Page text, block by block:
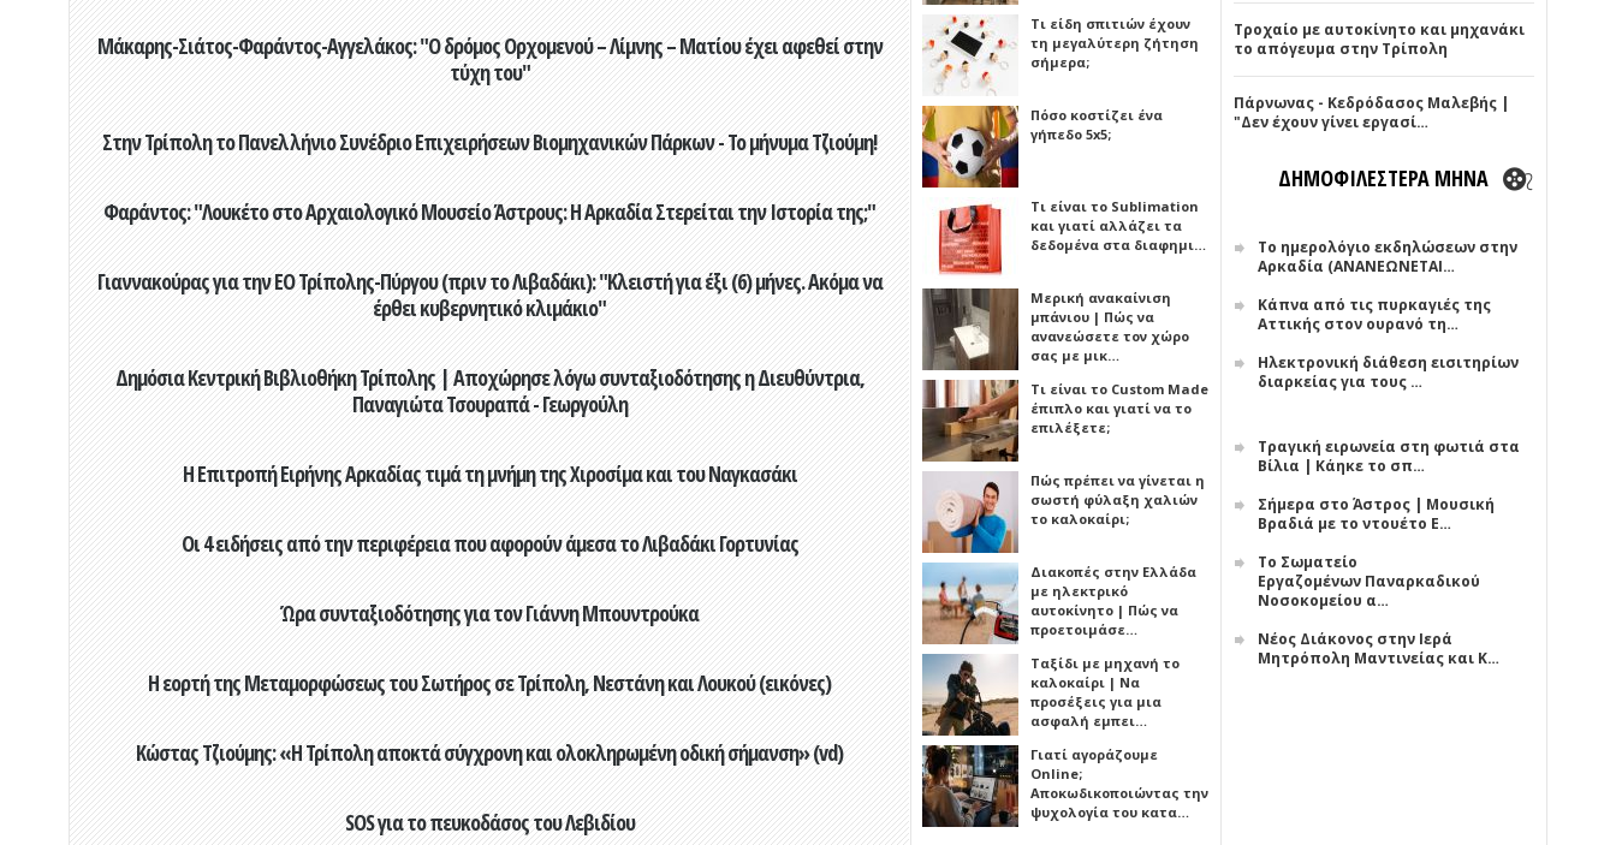
Μάκαρης-Σιάτος-Φαράντος-Αγγελάκος: "Ο δρόμος Ορχομενού – Λίμνης – Ματίου έχει αφεθεί στην
τύχη του"
Στην Τρίπολη το Πανελλήνιο Συνέδριο Επιχειρήσεων Βιομηχανικών Πάρκων - Το μήνυμα Τζιούμη!
Φαράντος: "Λουκέτο στο Αρχαιολογικό Μουσείο Άστρους: Η Αρκαδία Στερείται την Ιστορία της;"
Γιαννακούρας για την EO Τρίπολης-Πύργου (πριν το Λιβαδάκι): "Κλειστή για έξι (6) μήνες. Ακόμα να
έρθει κυβερνητικό κλιμάκιο"
Δημόσια Κεντρική Βιβλιοθήκη Τρίπολης | Αποχώρησε λόγω συνταξιοδότησης η Διευθύντρια,
Παναγιώτα Τσουραπά - Γεωργούλη
Η Επιτροπή Ειρήνης Αρκαδίας τιμά τη μνήμη της Χιροσίμα και του Ναγκασάκι
Οι 4 ειδήσεις από την περιφέρεια που αφορούν άμεσα το Λιβαδάκι Γορτυνίας
Ώρα συνταξιοδότησης για τον Γιάννη Μπουντρούκα
Η εορτή της Μεταμορφώσεως του Σωτήρος σε Τρίπολη, Νεστάνη και Λουκού (εικόνες)
Κώστας Τζιούμης: «Η Τρίπολη αποκτά σύγχρονη και ολοκληρωμένη οδική σήμανση» (vd)
SOS για το πευκοδάσος του Λεβιδίου
Τι είδη σπιτιών έχουν
τη μεγαλύτερη ζήτηση
σήμερα;
Πόσο κοστίζει ένα
γήπεδο 5x5;
Τι είναι το Sublimation
και γιατί αλλάζει τα
δεδομένα στα διαφημι…
Μερική ανακαίνιση
μπάνιου | Πώς να
ανανεώσετε τον χώρο
σας με μικ…
Τι είναι το Custom Made
έπιπλο και γιατί να το
επιλέξετε;
Πώς πρέπει να γίνεται η
σωστή φύλαξη χαλιών
το καλοκαίρι;
Διακοπές στην Ελλάδα
με ηλεκτρικό
αυτοκίνητο | Πώς να
προετοιμάσε…
Ταξίδι με μηχανή το
καλοκαίρι | Να
προσέξεις για μια
ασφαλή εμπει…
Γιατί αγοράζουμε
Online;
Αποκωδικοποιώντας την
ψυχολογία του κατα…
Τροχαίο με αυτοκίνητο και μηχανάκι
το απόγευμα στην Τρίπολη
Πάρνωνας - Κεδρόδασος Μαλεβής |
"Δεν έχουν γίνει εργασί…
ΔΗΜΟΦΙΛΕΣΤΕΡΑ ΜΗΝΑ
Το ημερολόγιο εκδηλώσεων στην
Αρκαδία (ΑΝΑΝΕΩΝΕΤΑΙ…
Κάπνα από τις πυρκαγιές της
Αττικής στον ουρανό τη…
Ηλεκτρονική διάθεση εισιτηρίων
διαρκείας για τους …
Τραγική ειρωνεία στη φωτιά στα
Βίλια | Κάηκε το σπ…
Σήμερα στο Άστρος | Μουσική
Βραδιά με το ντουέτο Ε…
Το Σωματείο
Εργαζομένων Παναρκαδικού
Νοσοκομείου α…
Νέος Διάκονος στην Ιερά
Μητρόπολη Μαντινείας και Κ…